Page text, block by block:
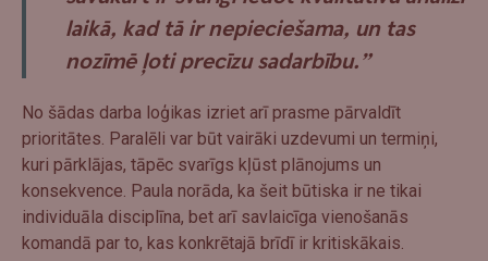
laikā, kad tā ir nepieciešama, un tas
nozīmē ļoti precīzu sadarbību.”
No šādas darba loģikas izriet arī prasme pārvaldīt
prioritātes. Paralēli var būt vairāki uzdevumi un termiņi,
kuri pārklājas, tāpēc svarīgs kļūst plānojums un
konsekvence. Paula norāda, ka šeit būtiska ir ne tikai
individuāla disciplīna, bet arī savlaicīga vienošanās
komandā par to, kas konkrētajā brīdī ir kritiskākais.